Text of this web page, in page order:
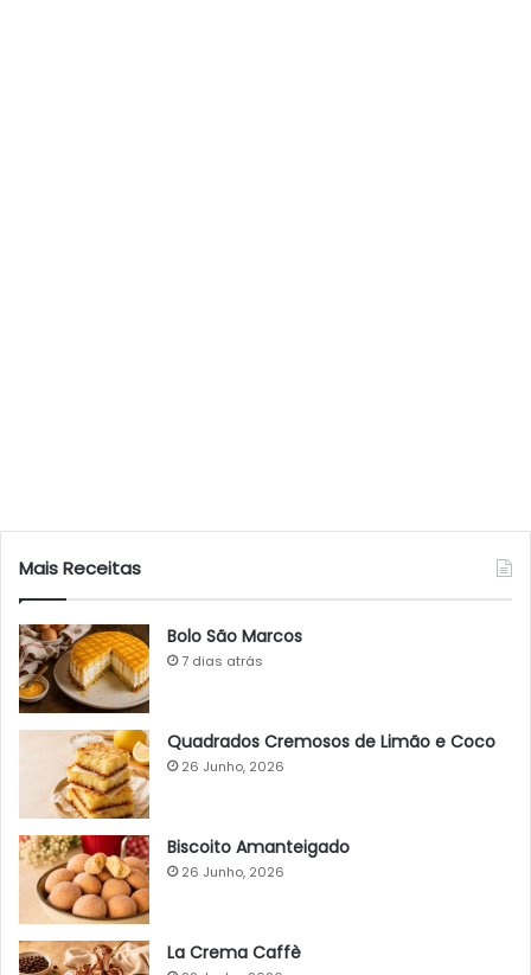
Mais Receitas
Bolo São Marcos
7 dias atrás
Quadrados Cremosos de Limão e Coco
26 Junho, 2026
Biscoito Amanteigado
26 Junho, 2026
La Crema Caffè